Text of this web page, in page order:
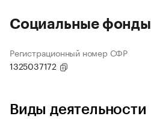
Социальные фонды
Регистрационный номер СФР
1325037172
Виды деятельности